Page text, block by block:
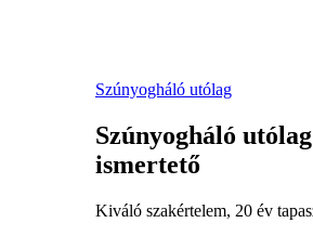
Szúnyogháló utólag
Szúnyogháló utólag
ismertető
Kiváló szakértelem, 20 év